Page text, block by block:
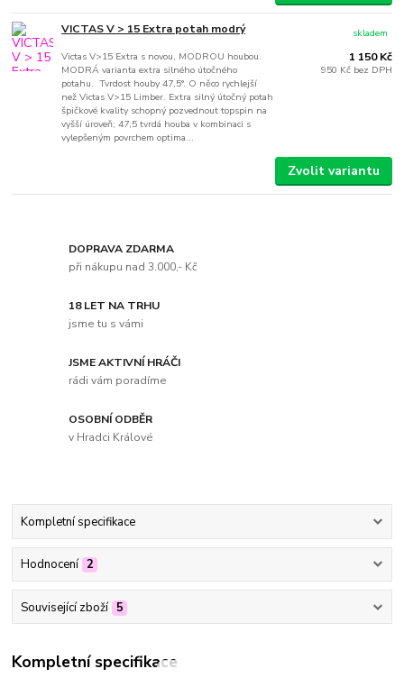
VICTAS V > 15 Extra potah modrý
Victas V>15 Extra s novou, MODROU houbou.
MODRÁ varianta extra silného útočného
potahu. Tvrdost houby 47,5°. O něco rychlejší
než Victas V>15 Limber. Extra silný útočný potah
špičkové kvality schopný pozvednout topspin na
vyšší úroveň; 47,5 tvrdá houba v kombinaci s
vylepšeným povrchem optima...
1 150 Kč
950 Kč bez DPH
skladem
Zvolit variantu
DOPRAVA ZDARMA
při nákupu nad 3.000,- Kč
18 LET NA TRHU
jsme tu s vámi
JSME AKTIVNÍ HRÁČI
rádi vám poradíme
OSOBNÍ ODBĚR
v Hradci Králové
Kompletní specifikace
Hodnocení 2
Související zboží 5
Kompletní specifikace